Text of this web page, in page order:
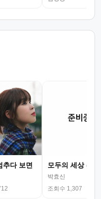
추다 보면 모두의 세상 (뮤
박효신
조회수 1,307